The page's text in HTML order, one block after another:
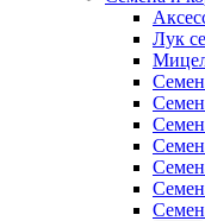
Лук